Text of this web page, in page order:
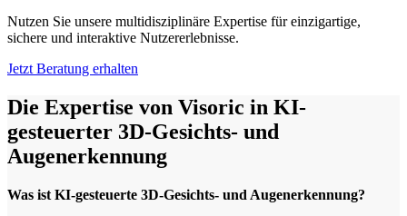
Nutzen Sie unsere multidisziplinäre Expertise für einzigartige,
sichere und interaktive Nutzererlebnisse.
Jetzt Beratung erhalten
Die Expertise von Visoric in KI-
gesteuerter 3D-Gesichts- und
Augenerkennung
Was ist KI-gesteuerte 3D-Gesichts- und Augenerkennung?